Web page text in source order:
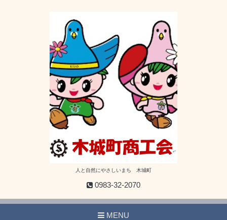
人と自然にやさしいまち 木城町
0983-32-2070
MENU